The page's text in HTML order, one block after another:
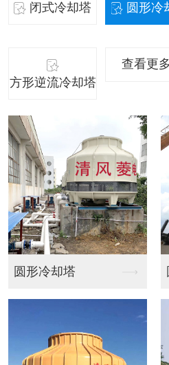
闭式冷却塔
圆形冷
方形逆流冷却塔
查看更
圆形冷却塔